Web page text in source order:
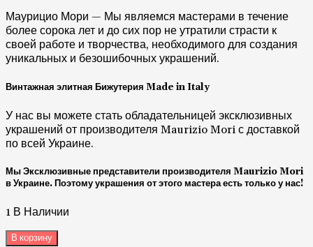
Маурицио Мори — Мы являемся мастерами в течение
более сорока лет и до сих пор не утратили страсти к
своей работе и творчества, необходимого для создания
уникальных и безошибочных украшений.
Винтажная элитная Бижутерия Made in Italy
У нас вы можете стать обладательницей эксклюзивных
украшений от производителя Maurizio Mori с доставкой
по всей Украине.
Мы Эксклюзивные представители производителя Maurizio Mori
в Украине. Поэтому украшения от этого мастера есть только у нас!
1 В Наличии
В корзину